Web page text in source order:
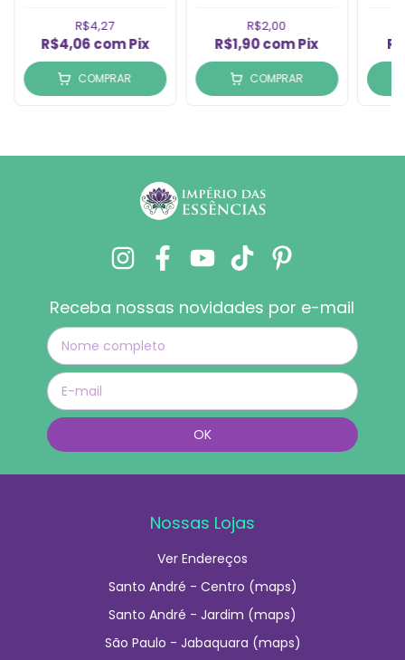
(1un)
R$4,27
R$4,06comPix
COMPRAR
(1un)
R$2,00
R$1,90comPix
COMPRAR
Receba nossas novidades por e-mail
Nossas Lojas
Ver Endereços
Santo André - Centro (maps)
Santo André - Jardim (maps)
São Paulo - Jabaquara (maps)